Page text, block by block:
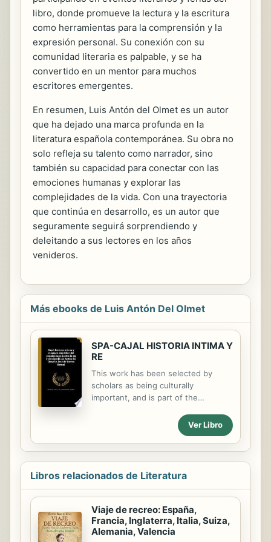
libro, donde promueve la lectura y la escritura
como herramientas para la comprensión y la
expresión personal. Su conexión con su
comunidad literaria es palpable, y se ha
convertido en un mentor para muchos
escritores emergentes.
En resumen, Luis Antón del Olmet es un autor
que ha dejado una marca profunda en la
literatura española contemporánea. Su obra no
solo refleja su talento como narrador, sino
también su capacidad para conectar con las
emociones humanas y explorar las
complejidades de la vida. Con una trayectoria
que continúa en desarrollo, es un autor que
seguramente seguirá sorprendiendo y
deleitando a sus lectores en los años
venideros.
Más ebooks de Luis Antón Del Olmet
SPA-CAJAL HISTORIA INTIMA Y
RE
This work has been selected by
scholars as being culturally
important, and is part of the
know it. This work was reproduced
from the original artifact, and
remains as true to the original work
the original copyright references,
library stamps (as most of these
works have been housed in our most
important libraries around the world),
and other notations in the work. This
work is in the public domain in the
Ver Libro
Libros relacionados de Literatura
Viaje de recreo: España,
Francia, Inglaterra, Italia, Suiza,
Alemania, Valencia